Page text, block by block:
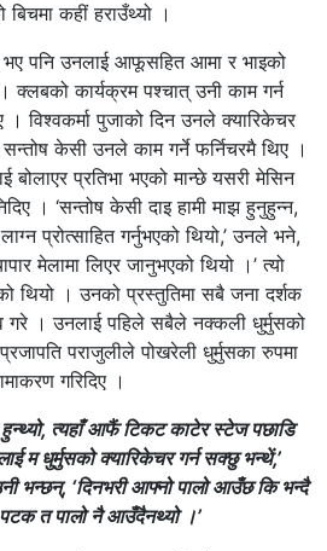
कहीं हराउँथ्यो ।
पनि उनलाई आफूसहित आमा र भाइको
। क्लबको कार्यक्रम पश्चात् उनी काम गर्न
। विश्वकर्मा पुजाको दिन उनले क्यारिकेचर
केसी उनले काम गर्ने फर्निचरमै थिए ।
प्रतिभा भएको मान्छे यसरी मेसिन
। ‘सन्तोष केसी दाइ हामी माझ हुनुहुन्न,
प्रोत्साहित गर्नुभएको थियो,’ उनले भने,
मेलामा लिएर जानुभएको थियो ।’ त्यो
थियो । उनको प्रस्तुतिमा सबै जना दर्शक
। उनलाई पहिले सबैले नक्कली धुर्मुसको
पराजुलीले पोखरेली धुर्मुसका रुपमा
गरिदिए ।
हुन्थ्यो, त्यहाँ आफैं टिकट काटेर स्टेज पछाडि
म धुर्मुसको क्यारिकेचर गर्न सक्छु भन्थें,’
भन्छन्, ‘दिनभरी आफ्नो पालो आउँछ कि भन्दै
त पालो नै आउँदैनथ्यो ।’